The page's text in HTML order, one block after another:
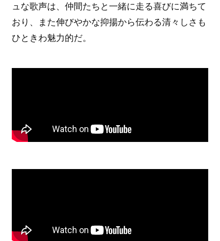
ュな歌声は、仲間たちと一緒に走る喜びに満ちて
おり、また伸びやかな抑揚から伝わる清々しさも
ひときわ魅力的だ。